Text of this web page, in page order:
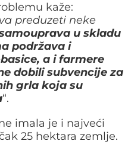
kaže:
preduzeti neke
u skladu
podržava i
a i farmere
dobili subvencije za
grla koja su
“.
imala je i najveći
25 hektara zemlje.